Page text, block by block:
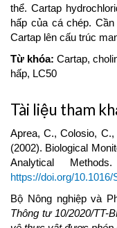
thể. Cartap
hấp của cá chép.
Cartap lên cấu trúc
Từ khóa: Cartap,
hấp, LC50
Article
Details
Tài liệu tham
Aprea, C., Colosio,
(2002). Biological
Analytical
https://doi.org/
Bộ Nông nghiệp và
Thông tư 10/2020/TT-